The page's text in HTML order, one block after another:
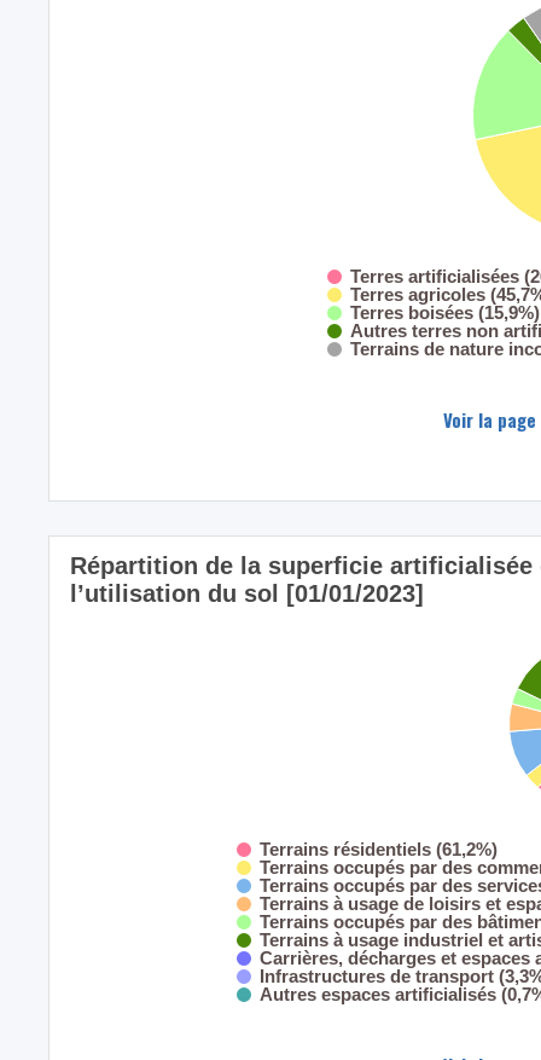
Terres artificialisées
Terres agricoles
Terres boisées (15,9%)
Autres terres non
Terrains de nature
Voir la
Répartition de la superficie
l’utilisation du sol [01/01/2023]
Terrains résidentiels (61,2%)
Terrains occupés par des
Terrains occupés par des
Terrains à usage de loisirs et
Terrains occupés par des
Terrains à usage industriel et
Carrières, décharges et espaces
Infrastructures de transport
Autres espaces artificialisés